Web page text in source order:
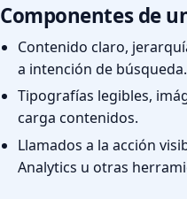
Componentes de
Contenido claro,
a intención de búsqueda.
Tipografías legibles,
carga contenidos.
Llamados a la acción
Analytics u otras